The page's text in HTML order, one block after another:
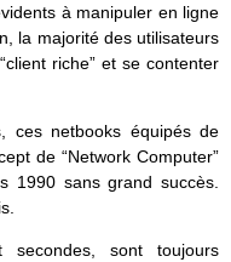
à manipuler en ligne
la majorité des utilisateurs
riche” et se contenter
ces netbooks équipés de
de “Network Computer”
1990 sans grand succès.
secondes, sont toujours